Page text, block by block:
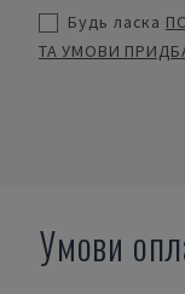
Будь ласка
ТА УМОВИ
Умови